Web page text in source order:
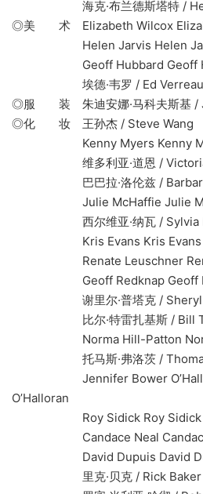
海克·布兰德斯塔特 /
◎美 术 Elizabeth Wilcox
Helen Jarvis Helen
Geoff Hubbard Geoff
埃德·韦罗 / Ed
◎服 装 朱迪安娜·马科夫斯基 /
◎化 妆 王孙杰 / Steve Wang
Kenny Myers Kenny
维多利亚·道恩 / Victoria
巴巴拉·洛伦兹 / Barbara
Julie McHaffie Julie
西尔维亚·纳瓦 / Sylvia
Kris Evans Kris Evans
Renate Leuschner
Geoff Redknap Geoff
谢里尔·普塔克 / Sheryl
比尔·特雷扎基斯 / Bill
Norma Hill-Patton
托马斯·弗洛茨 / Thomas
Jennifer Bower
O’Halloran
Roy Sidick Roy Sidick
Candace Neal Candace
David Dupuis David
里克·贝克 / Rick Baker